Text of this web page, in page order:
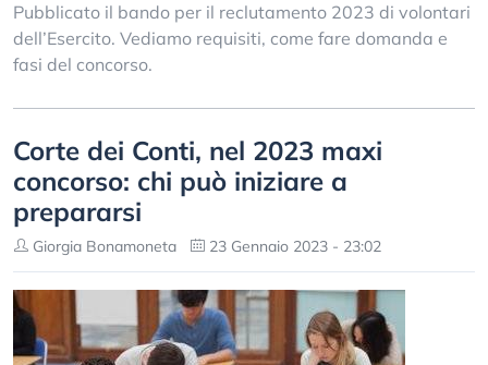
Pubblicato il bando per il reclutamento 2023 di volontari
dell’Esercito. Vediamo requisiti, come fare domanda e
fasi del concorso.
Corte dei Conti, nel 2023 maxi
concorso: chi può iniziare a
prepararsi
Giorgia Bonamoneta 23 Gennaio 2023 - 23:02